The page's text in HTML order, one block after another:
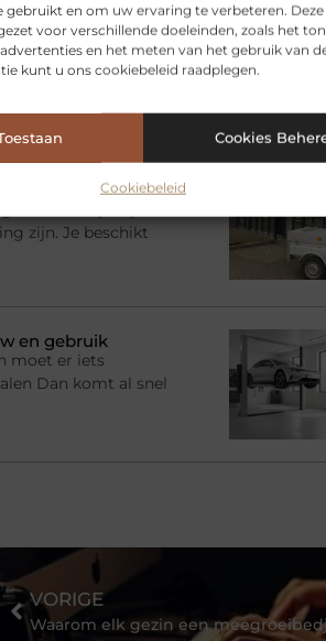
gebruikt en om uw ervaring te verbeteren.
voor verschillende doeleinden, zoals het
en het meten van het gebruik van
kunt u ons cookiebeleid raadplegen.
Cookies
Cookiebeleid
van eiken
afstandsbedieningen
behoefte
het
aanhanger
voor een tijdelijk
zijn. Je beschikt
en gebruik
moet er iets
Dan komt al snel
VORIGE